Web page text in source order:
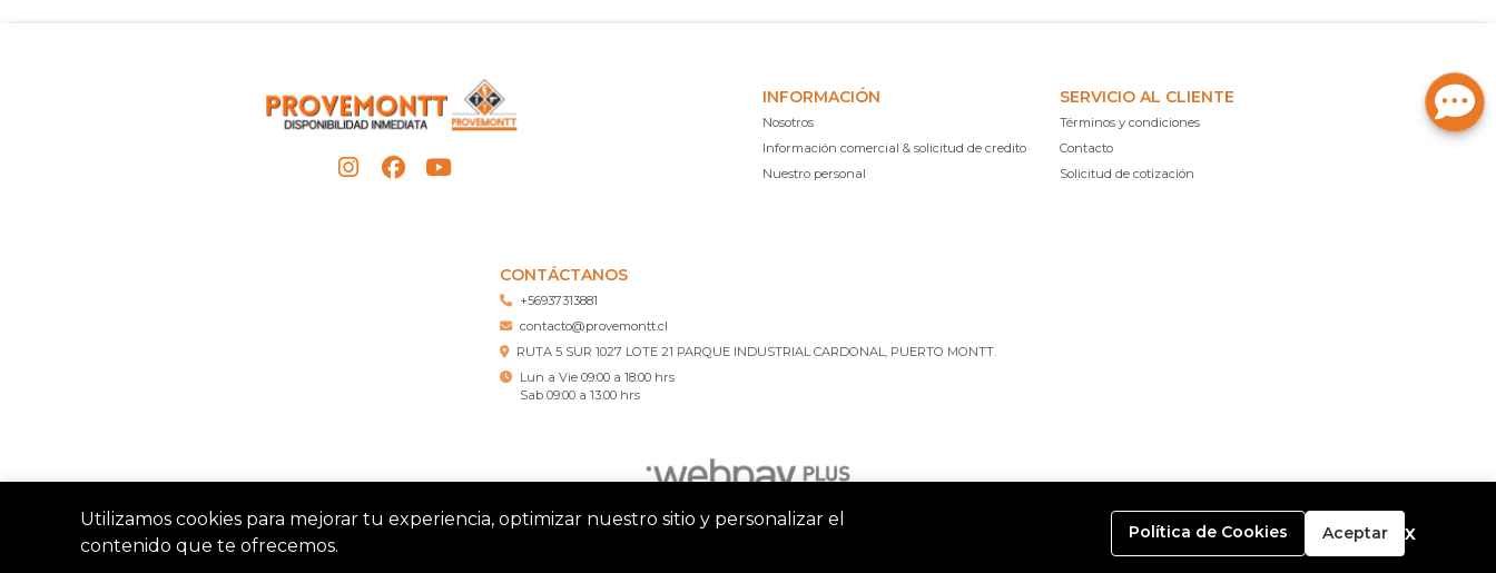
INFORMACIÓN
Nosotros
Información comercial & solicitud de credito
Nuestro personal
SERVICIO AL CLIENTE
Términos y condiciones
Contacto
Solicitud de cotización
CONTÁCTANOS
+56937313881
contacto@provemontt.cl
RUTA 5 SUR 1027 LOTE 21 PARQUE INDUSTRIAL CARDONAL, PUERTO MONTT.
Lun a Vie 09:00 a 18:00 hrs
Sab 09:00 a 13:00 hrs
Utilizamos cookies para mejorar tu experiencia, optimizar nuestro sitio y personalizar el
contenido que te ofrecemos.
Política de Cookies Aceptar x